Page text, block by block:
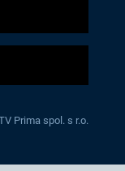
Prima spol. s r.o.